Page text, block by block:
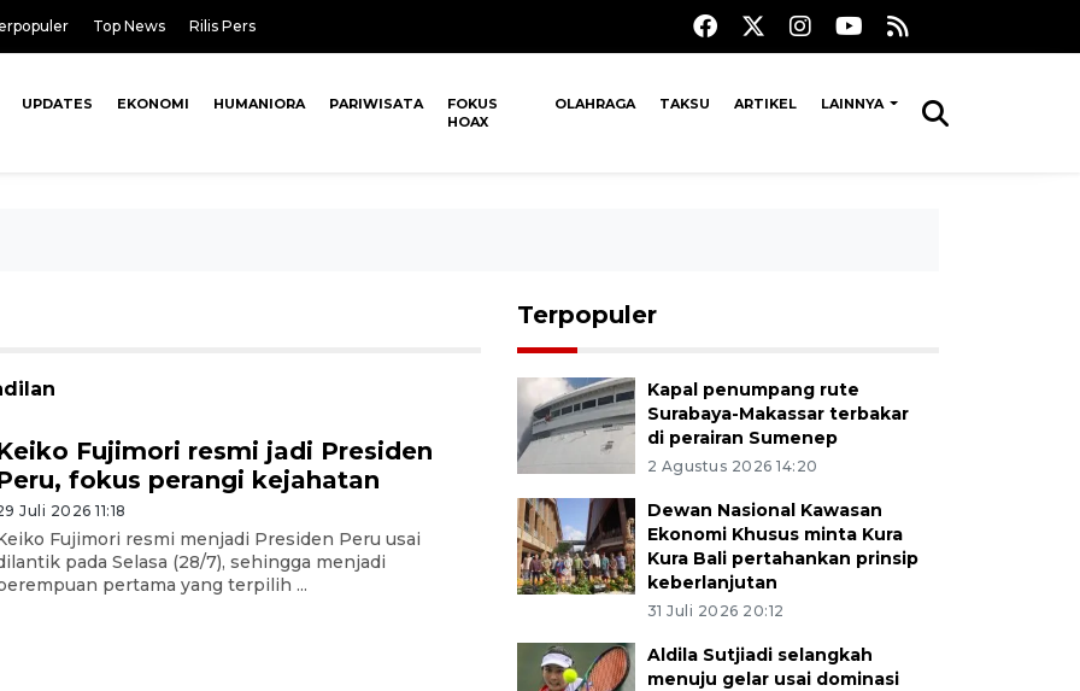
Top News Rilis Pers
UPDATES EKONOMI HUMANIORA PARIWISATA
FOKUS
HOAX
OLAHRAGA TAKSU ARTIKEL LAINNYA
Fujimori resmi jadi Presiden
fokus perangi kejahatan
Juli 2026 11:18
Fujimori resmi menjadi Presiden Peru usai
pada Selasa (28/7), sehingga menjadi
pertama yang terpilih ...
Terpopuler
Kapal penumpang rute
Surabaya-Makassar terbakar
di perairan Sumenep
2 Agustus 2026 14:20
Dewan Nasional Kawasan
Ekonomi Khusus minta Kura
Kura Bali pertahankan prinsip
keberlanjutan
31 Juli 2026 20:12
Aldila Sutjiadi selangkah
menuju gelar usai dominasi